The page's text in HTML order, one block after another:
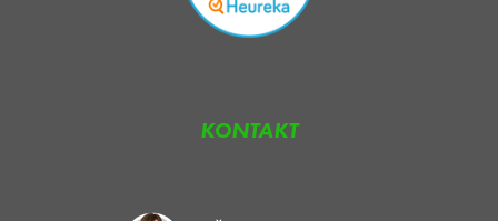
KONTAKT